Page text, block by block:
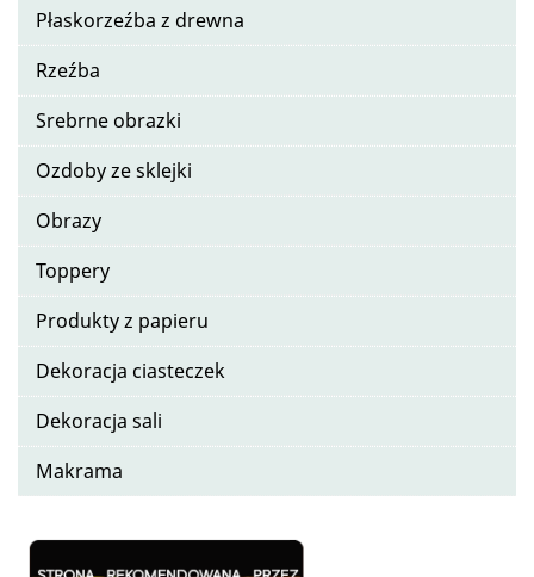
Płaskorzeźba z drewna
Rzeźba
Srebrne obrazki
Ozdoby ze sklejki
Obrazy
Toppery
Produkty z papieru
Dekoracja ciasteczek
Dekoracja sali
Makrama